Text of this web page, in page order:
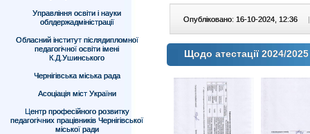
Управління освіти і науки
облдержадміністрації
Обласний інститут післядипломної
педагогічної освіти імені
К.Д.Ушинського
Чернігівська міська рада
Асоціація міст України
Центр професійного розвитку
педагогічних працівників Чернігівської
міської ради
Опубліковано: 16-10-2024, 12:36 |
Щодо атестації 2024/2025